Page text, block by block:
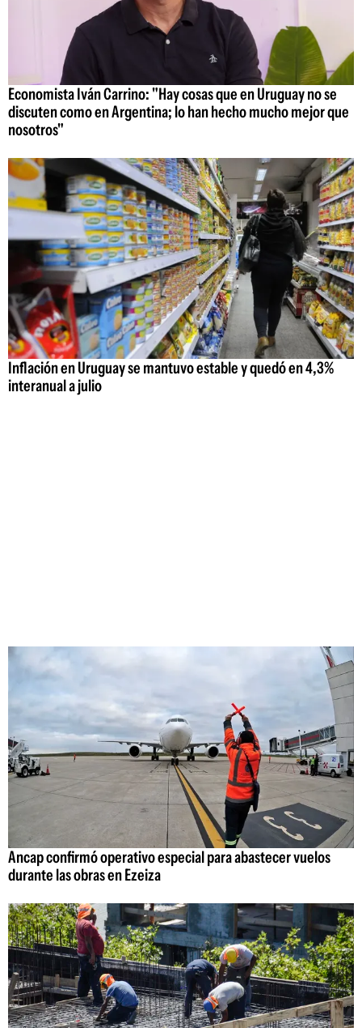
Economista Iván Carrino: "Hay cosas que en Uruguay no se
discuten como en Argentina; lo han hecho mucho mejor que
nosotros"
Inflación en Uruguay se mantuvo estable y quedó en 4,3%
interanual a julio
Ancap confirmó operativo especial para abastecer vuelos
durante las obras en Ezeiza